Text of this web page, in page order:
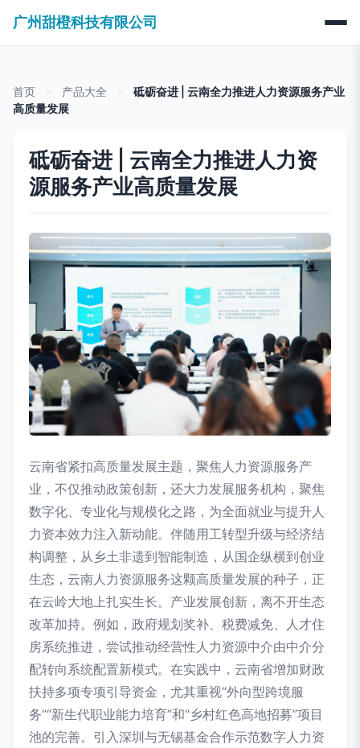
广州甜橙科技有限公司
首页 产品大全
砥砺奋进 | 云南全力推进人力资源服务产业
高质量发展
砥砺奋进 | 云南全力推进人力资
源服务产业高质量发展
云南省紧扣高质量发展主题，聚焦人力资源服务产
业，不仅推动政策创新，还大力发展服务机构，聚焦
数字化、专业化与规模化之路，为全面就业与提升人
力资本效力注入新动能。伴随用工转型升级与经济结
构调整，从乡土非遗到智能制造，从国企纵横到创业
生态，云南人力资源服务这颗高质量发展的种子，正
在云岭大地上扎实生长。产业发展创新，离不开生态
改革加持。例如，政府规划奖补、税费减免、人才住
房系统推进，尝试推动经营性人力资源中介由中介分
配转向系统配置新模式。在实践中，云南省增加财政
扶持多项专项引导资金，尤其重视“外向型跨境服
务”“新生代职业能力培育”和“乡村红色高地招募”项目
池的完善。引入深圳与无锡基金合作示范数字人力资